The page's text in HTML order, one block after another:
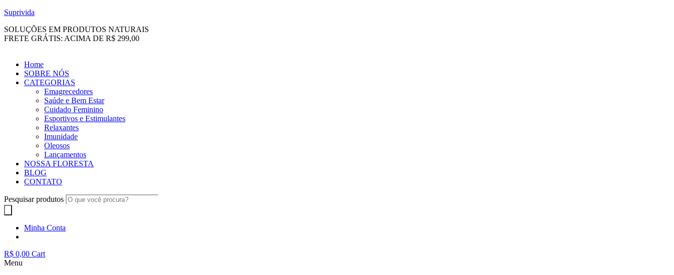
Suprivida
SOLUÇÕES EM PRODUTOS NATURAIS
FRETE GRÁTIS: ACIMA DE R$ 299,00
Home
SOBRE NÓS
CATEGORIAS
Emagrecedores
Saúde e Bem Estar
Cuidado Feminino
Esportivos e Estimulantes
Relaxantes
Imunidade
Oleosos
Lançamentos
NOSSA FLORESTA
BLOG
CONTATO
Pesquisar produtos
Minha Conta
R$ 0,00 Cart
Menu